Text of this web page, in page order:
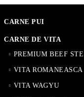
CARNE PUI
CARNE DE VITA
PREMIUM BEEF
VITA ROMANEASCA
VITA WAGYU